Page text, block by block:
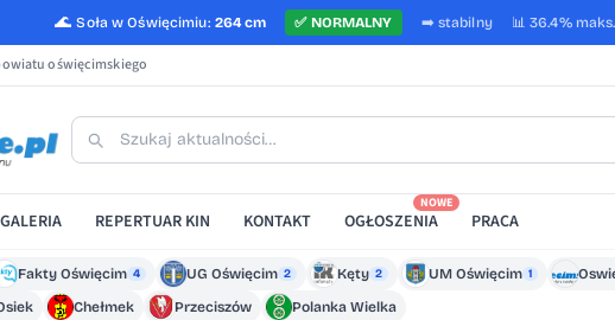
🌊 Soła w Oświęcimiu: 264 cm ✅ NORMALNY ➡️ stabilny 📊 36.4% maks.
oświęcimskiego
REPERTUAR KIN KONTAKT OGŁOSZENIA
NOWE
PRACA
Fakty Oświęcim 4 UG Oświęcim 2 Kęty 2 UM Oświęcim 1
Chełmek Przeciszów Polanka Wielka